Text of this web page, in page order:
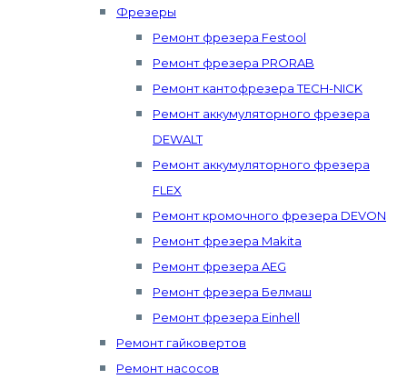
Фрезеры
Ремонт фрезера Festool
Ремонт фрезера PRORAB
Ремонт кантофрезера TECH-NICK
Ремонт аккумуляторного фрезера
DEWALT
Ремонт аккумуляторного фрезера
FLEX
Ремонт кромочного фрезера DEVON
Ремонт фрезера Makita
Ремонт фрезера AEG
Ремонт фрезера Белмаш
Ремонт фрезера Einhell
Ремонт гайковертов
Ремонт насосов